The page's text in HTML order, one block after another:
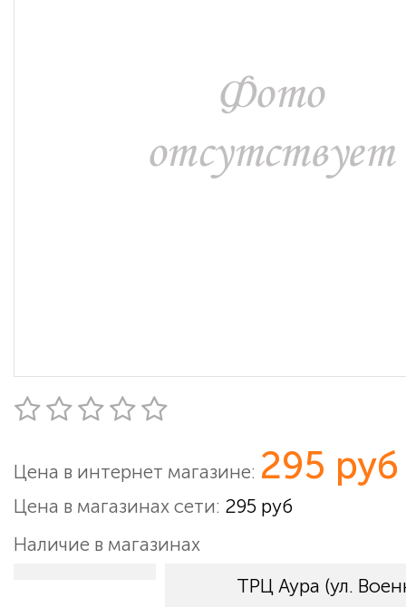
Цена в интернет магазине: 295 руб
Цена в магазинах сети: 295 руб
Наличие в магазинах
ТРЦ Аура (ул.